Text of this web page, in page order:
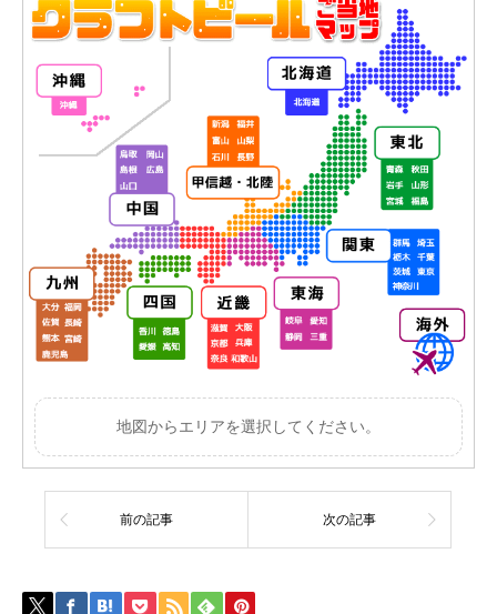
地図からエリアを選択してください。
前の記事 次の記事